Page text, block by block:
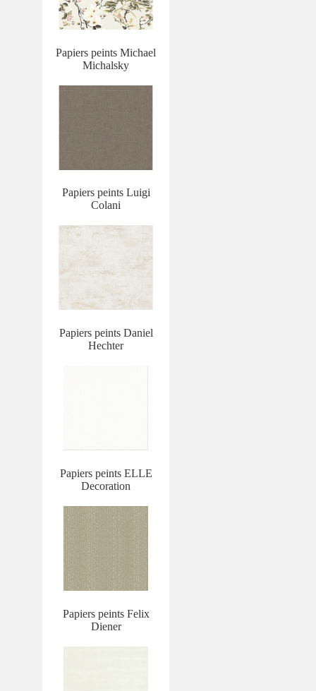
Papiers peints Michael
Michalsky
Papiers peints Luigi
Colani
Papiers peints Daniel
Hechter
Papiers peints ELLE
Decoration
Papiers peints Felix
Diener